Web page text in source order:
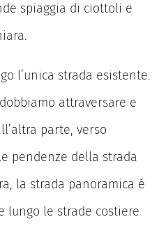
spiaggia di ciottoli e
l’unica strada esistente.
attraversare e
parte, verso
pendenze della strada
la strada panoramica é
lungo le strade costiere